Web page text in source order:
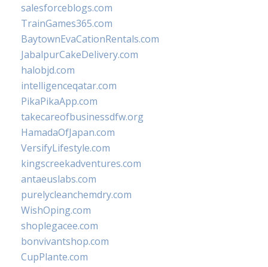
salesforceblogs.com
TrainGames365.com
BaytownEvaCationRentals.com
JabalpurCakeDelivery.com
halobjd.com
intelligenceqatar.com
PikaPikaApp.com
takecareofbusinessdfw.org
HamadaOfJapan.com
VersifyLifestyle.com
kingscreekadventures.com
antaeuslabs.com
purelycleanchemdry.com
WishOping.com
shoplegacee.com
bonvivantshop.com
CupPlante.com